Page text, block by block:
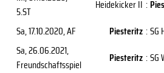
5.ST
Heidekicker II :
Sa, 17.10.2020, AF Piesteritz :SG
Sa, 26.06.2021,
Freundschaftsspiel
Piesteritz :SG